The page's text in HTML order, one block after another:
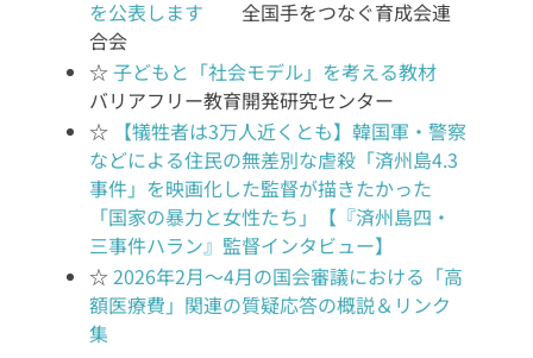
を公表します 全国手をつなぐ育成会連
合会
☆ 子どもと「社会モデル」を考える教材
バリアフリー教育開発研究センター
☆
【犠牲者は3万人近くとも】韓国軍・警察
などによる住民の無差別な虐殺「済州島4.3
事件」を映画化した監督が描きたかった
「国家の暴力と女性たち」【『済州島四・
三事件ハラン』監督インタビュー】
☆ 2026年2月～4月の国会審議における「高
額医療費」関連の質疑応答の概説＆リンク
集